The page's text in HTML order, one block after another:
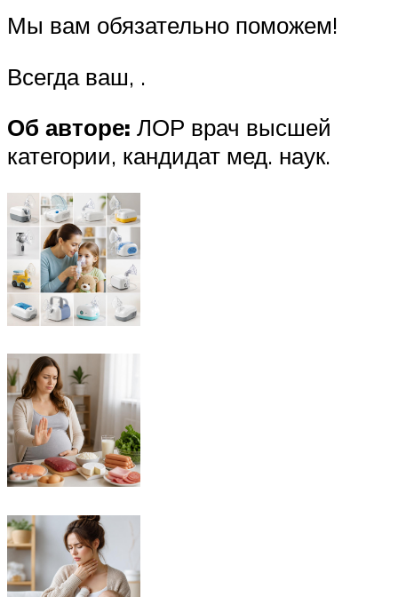
Мы вам обязательно поможем!
Всегда ваш, .
Об авторе: ЛОР врач высшей
категории, кандидат мед. наук.